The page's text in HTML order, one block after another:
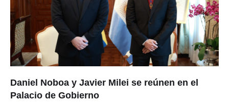
Daniel Noboa y Javier Milei se reúnen en el
Palacio de Gobierno